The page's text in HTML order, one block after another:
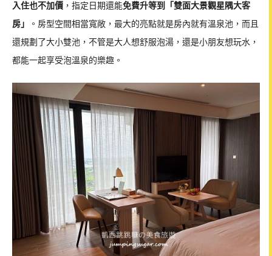
入住也不加價 ，指定日期還能免費升等到「雙面大景觀星隅大客
房」
。房型空間相當寬敞，最大的亮點就是房內就有溫泉池，而且
還規劃了大小雙池，不管是大人想舒服泡湯，還是小朋友想玩水，
都能一起享受泡溫泉的樂趣。